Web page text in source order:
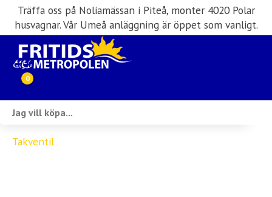
Träffa oss på Noliamässan i Piteå, monter 4020 Polar
husvagnar. Vår Umeå anläggning är öppet som vanligt.
0
Takventil